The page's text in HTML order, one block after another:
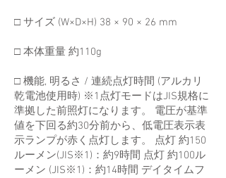
□ サイズ (W×D×H) 38 × 90 × 26 mm
□ 本体重量 約110g
□ 機能, 明るさ / 連続点灯時間 (アルカリ
乾電池使用時) ※1点灯モードはJIS規格に
準拠した前照灯になります。 電圧が基準
値を下回る約30分前から、低電圧表示表
示ランプが赤く点灯します。 点灯 約150
ルーメン(JIS※1)：約9時間 点灯 約100ル
ーメン (JIS※1)：約14時間 デイタイムフ